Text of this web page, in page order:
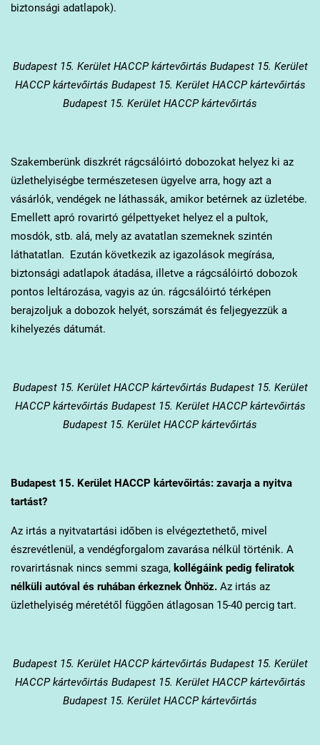
biztonsági adatlapok).
Budapest 15. KerületHACCP kártevőirtás Budapest 15. Kerület
HACCP kártevőirtás Budapest 15. Kerület HACCP kártevőirtás
Budapest 15. Kerület HACCP kártevőirtás
Szakemberünk diszkrét rágcsálóirtó dobozokat helyez ki az
üzlethelyiségbe természetesen ügyelve arra, hogy azt a
vásárlók, vendégek ne láthassák, amikor betérnek az üzletébe.
Emellett apró rovarirtó gélpettyeket helyez el a pultok,
mosdók, stb. alá, mely az avatatlan szemeknek szintén
láthatatlan. Ezután következik az igazolások megírása,
biztonsági adatlapok átadása, illetve a rágcsálóirtó dobozok
pontos leltározása, vagyis az ún. rágcsálóirtó térképen
berajzoljuk a dobozok helyét, sorszámát és feljegyezzük a
kihelyezés dátumát.
Budapest 15. KerületHACCP kártevőirtás Budapest 15. Kerület
HACCP kártevőirtás Budapest 15. Kerület HACCP kártevőirtás
Budapest 15. Kerület HACCP kártevőirtás
Budapest 15. Kerület HACCP kártevőirtás: zavarja a nyitva
tartást?
Az irtás a nyitvatartási időben is elvégeztethető, mivel
észrevétlenül, a vendégforgalom zavarása nélkül történik. A
rovarirtásnak nincs semmi szaga, kollégáink pedig feliratok
nélküli autóval és ruhában érkeznek Önhöz. Az irtás az
üzlethelyiség méretétől függően átlagosan 15-40 percig tart.
Budapest 15. KerületHACCP kártevőirtás Budapest 15. Kerület
HACCP kártevőirtás Budapest 15. Kerület HACCP kártevőirtás
Budapest 15. Kerület HACCP kártevőirtás